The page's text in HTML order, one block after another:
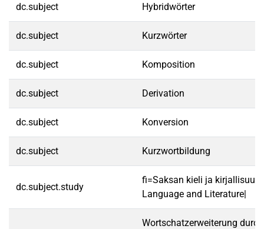
dc.subject Hybridwörter
dc.subject Kurzwörter
dc.subject Komposition
dc.subject Derivation
dc.subject Konversion
dc.subject Kurzwortbildung
dc.subject.study
fi=Saksan kieli ja
Language and Literature|
Wortschatzerweiterung durch